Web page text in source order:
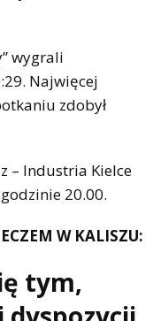
wygrali
Najwięcej
zdobył
– Industria Kielce
20.00.
W KALISZU:
tym,